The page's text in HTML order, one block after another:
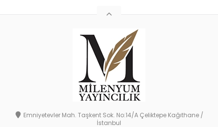
Emniyetevler Mah. Taşkent Sok. No:14/A Çeliktepe Kağıthane /
İstanbul